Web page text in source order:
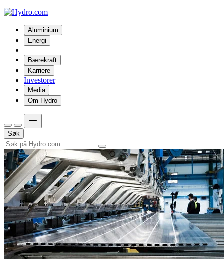
Aluminium
Energi
Bærekraft
Karriere
Investorer
Media
Om Hydro
Søk